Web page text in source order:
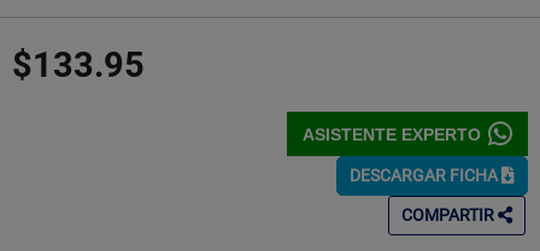
Estrellas!
$133.95
ASISTENTE EXPERTO
DESCARGAR FICHA
COMPARTIR